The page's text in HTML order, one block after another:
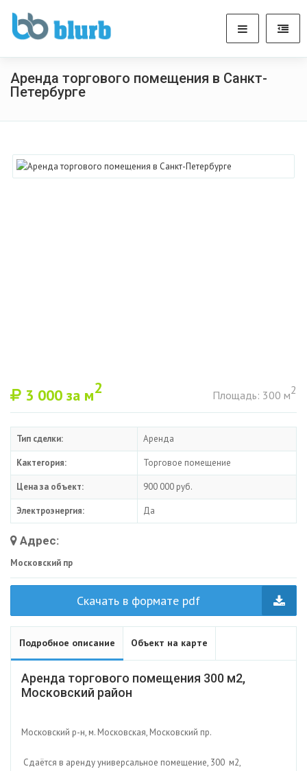
Аренда торгового помещения в Санкт-
Петербурге
3 000 за м2 Площадь: 300 м2
Тип сделки: Аренда
Кактегория: Торговое помещение
Цена за объект: 900 000 руб.
Электроэнергия: Да
Адрес:
Московский пр
Скачать в формате pdf
Подробное описание Объект на карте
Аренда торгового помещения 300 м2,
Московский район
Московский р-н, м. Московская, Московский пр.
Сдаётся в аренду универсальное помещение, 300 м2,